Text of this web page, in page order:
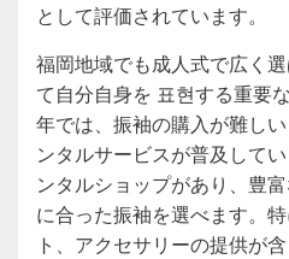
として評価されています。
福岡地域でも成人式で広く
て自分自身を 표현する重要
年では、振袖の購入が難し
ンタルサービスが普及して
ンタルショップがあり、豊
に合った振袖を選べます。
ト、アクセサリーの提供が